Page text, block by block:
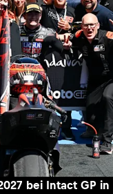
bei Intact GP in